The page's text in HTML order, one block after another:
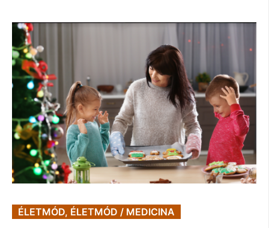
ÉLETMÓD, ÉLETMÓD / MEDICINA